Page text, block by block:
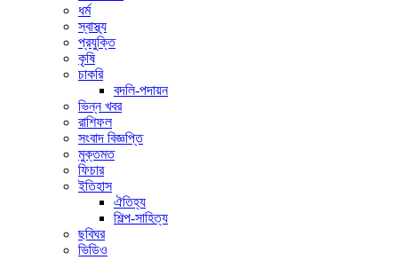
ধর্ম
স্বাস্থ্য
প্রযুক্তি
কৃষি
চাকরি
বদলি-পদায়ন
ভিন্ন খবর
রাশিফল
সংবাদ বিজ্ঞপ্তি
মুক্তমত
ফিচার
ইতিহাস
ঐতিহ্য
শিল্প-সাহিত্য
ছবিঘর
ভিডিও